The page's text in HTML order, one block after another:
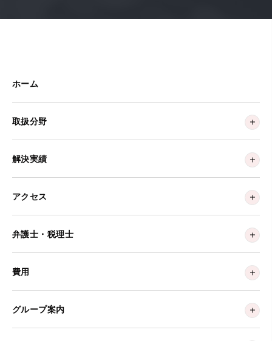
ホーム
取扱分野
解決実績
アクセス
弁護士・税理士
費用
グループ案内